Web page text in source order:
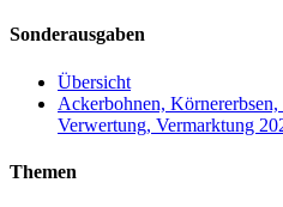
Sonderausgaben
Übersicht
Ackerbohnen,
Verwertung, Vermarktung
Themen